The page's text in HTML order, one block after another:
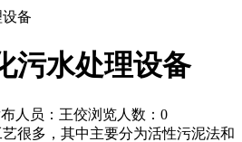
污水处理设备
人员：王佼浏览人数： 0
很多，其中主要分为活性污泥法和